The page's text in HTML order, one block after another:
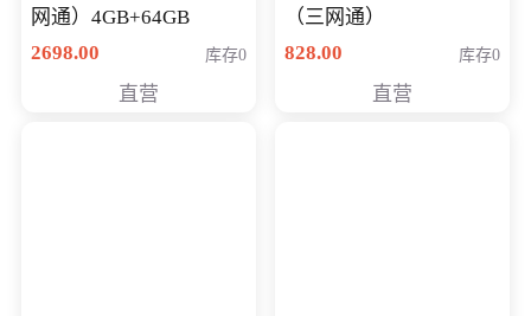
网通）4GB+64GB
2698.00
库存0
直营
（三网通）
828.00
库存0
直营